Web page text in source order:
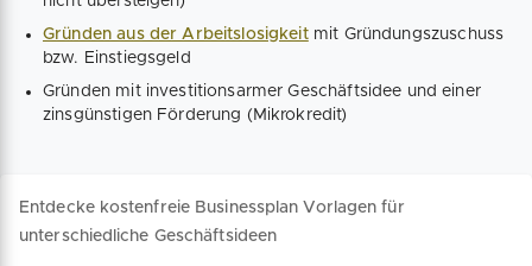
Gründen aus der Arbeitslosigkeitmit Gründungszuschuss
bzw. Einstiegsgeld
Gründen mit investitionsarmer Geschäftsidee und einer
zinsgünstigen Förderung (Mikrokredit)
Entdecke kostenfreie Businessplan Vorlagen für
unterschiedliche Geschäftsideen